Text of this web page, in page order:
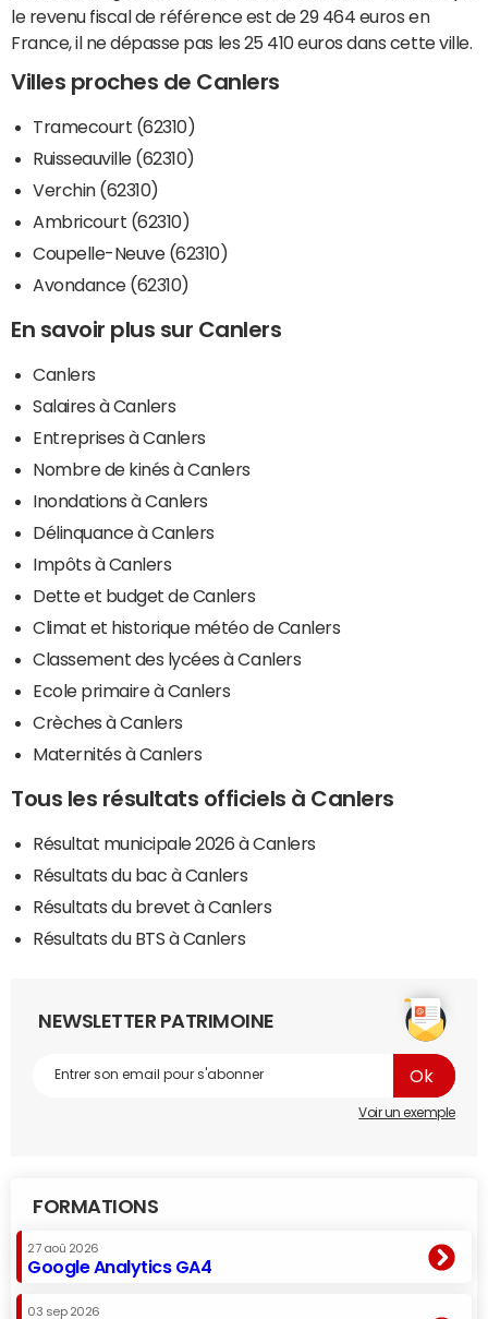
le revenu fiscal de référence est de 29 464 euros en
France, il ne dépasse pas les 25 410 euros dans cette ville.
Villes proches de Canlers
Tramecourt (62310)
Ruisseauville (62310)
Verchin (62310)
Ambricourt (62310)
Coupelle-Neuve (62310)
Avondance (62310)
En savoir plus sur Canlers
Canlers
Salaires à Canlers
Entreprises à Canlers
Nombre de kinés à Canlers
Inondations à Canlers
Délinquance à Canlers
Impôts à Canlers
Dette et budget de Canlers
Climat et historique météo de Canlers
Classement des lycées à Canlers
Ecole primaire à Canlers
Crèches à Canlers
Maternités à Canlers
Tous les résultats officiels à Canlers
Résultat municipale 2026 à Canlers
Résultats du bac à Canlers
Résultats du brevet à Canlers
Résultats du BTS à Canlers
NEWSLETTER PATRIMOINE
Voir un exemple
FORMATIONS
27 aoû 2026
Google Analytics GA4
03 sep 2026